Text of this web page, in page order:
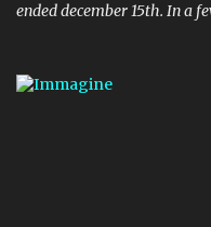
ended december 15th. In a